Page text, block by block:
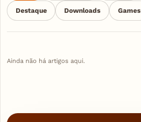
Destaque Downloads Games
Ainda não há artigos aqui.